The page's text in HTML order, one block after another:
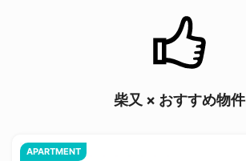
柴又 × おすすめ物件
APARTMENT